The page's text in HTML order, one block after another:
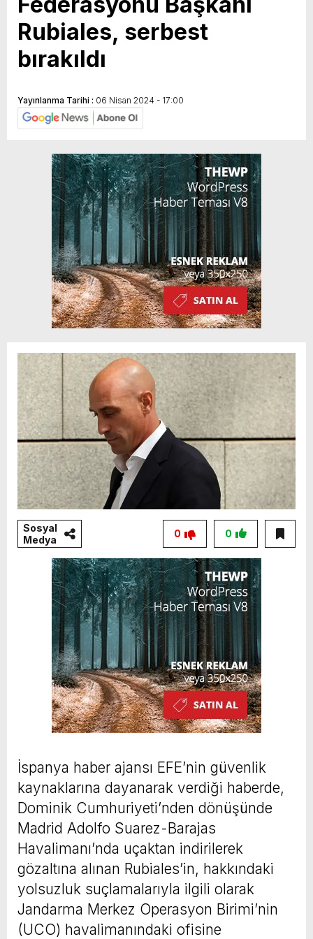
Rubiales, serbest
bırakıldı
Yayınlanma Tarihi : 06 Nisan 2024 - 17:00
Sosyal
Medya
0
0
İspanya haber ajansı EFE’nin güvenlik
kaynaklarına dayanarak verdiği haberde,
Dominik Cumhuriyeti’nden dönüşünde
Madrid Adolfo Suarez-Barajas
Havalimanı’nda uçaktan indirilerek
gözaltına alınan Rubiales’in, hakkındaki
yolsuzluk suçlamalarıyla ilgili olarak
Jandarma Merkez Operasyon Birimi’nin
(UCO) havalimanındaki ofisine